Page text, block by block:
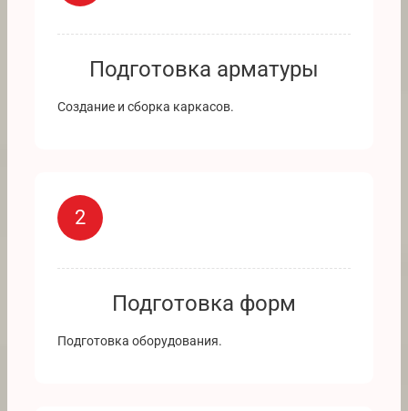
Подготовка арматуры
Создание и сборка каркасов.
2
Подготовка форм
Подготовка оборудования.